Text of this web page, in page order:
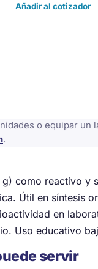
Añadir al cotizador
o equipar un
.
como reactivo y
Útil en síntesis
en
Uso educativo
servir